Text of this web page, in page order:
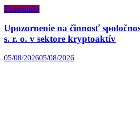
Ekonomika
Upozornenie na činnosť
s. r. o. v sektore kryptoaktív
05/08/202605/08/2026